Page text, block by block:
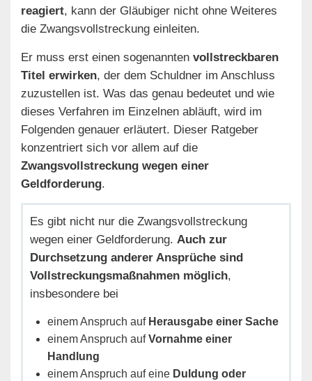
reagiert, kann der Gläubiger nicht ohne Weiteres
die Zwangsvollstreckung einleiten.
Er muss erst einen sogenannten vollstreckbaren
Titel erwirken, der dem Schuldner im Anschluss
zuzustellen ist. Was das genau bedeutet und wie
dieses Verfahren im Einzelnen abläuft, wird im
Folgenden genauer erläutert. Dieser Ratgeber
konzentriert sich vor allem auf die
Zwangsvollstreckung wegen einer
Geldforderung.
Es gibt nicht nur die Zwangsvollstreckung
wegen einer Geldforderung. Auch zur
Durchsetzung anderer Ansprüche sind
Vollstreckungsmaßnahmen möglich,
insbesondere bei
einem Anspruch auf Herausgabe einer Sache
einem Anspruch aufVornahme einer
Handlung
einem Anspruch auf eine Duldung oder